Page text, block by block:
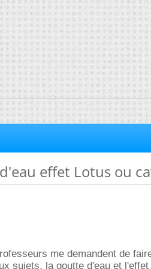
effet Lotus ou
me demandent de
sujets, la goutte d'eau et